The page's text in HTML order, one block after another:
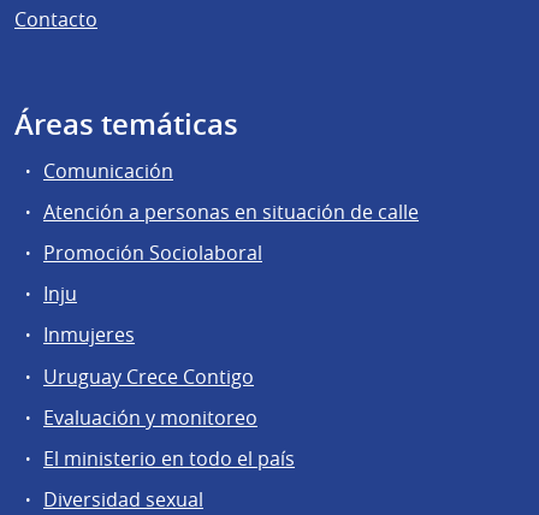
Contacto
Áreas temáticas
Comunicación
Atención a personas en situación de calle
Promoción Sociolaboral
Inju
Inmujeres
Uruguay Crece Contigo
Evaluación y monitoreo
El ministerio en todo el país
Diversidad sexual